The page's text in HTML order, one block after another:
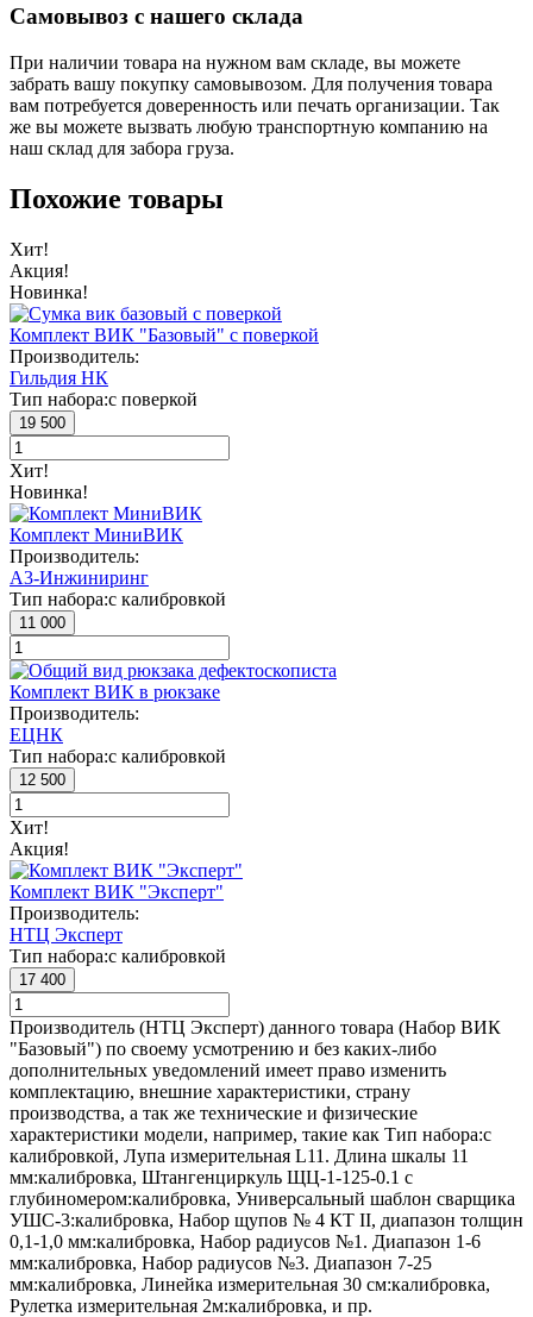
Самовывоз с нашего склада
При наличии товара на нужном вам складе, вы можете
забрать вашу покупку самовывозом. Для получения товара
вам потребуется доверенность или печать организации. Так
же вы можете вызвать любую транспортную компанию на
наш склад для забора груза.
Похожие товары
Хит!
Акция!
Новинка!
Комплект ВИК "Базовый" с поверкой
Производитель:
Гильдия НК
Тип набора:с поверкой
19 500
Хит!
Новинка!
Комплект МиниВИК
Производитель:
А3-Инжиниринг
Тип набора:с калибровкой
11 000
Комплект ВИК в рюкзаке
Производитель:
ЕЦНК
Тип набора:с калибровкой
12 500
Хит!
Акция!
Комплект ВИК "Эксперт"
Производитель:
НТЦ Эксперт
Тип набора:с калибровкой
17 400
Производитель (НТЦ Эксперт) данного товара (Набор ВИК
"Базовый") по своему усмотрению и без каких-либо
дополнительных уведомлений имеет право изменить
комплектацию, внешние характеристики, страну
производства, а так же технические и физические
характеристики модели, например, такие как Тип набора:с
калибровкой, Лупа измерительная L11. Длина шкалы 11
мм:калибровка, Штангенциркуль ЩЦ-1-125-0.1 с
глубиномером:калибровка, Универсальный шаблон сварщика
УШС-3:калибровка, Набор щупов № 4 КТ II, диапазон толщин
0,1-1,0 мм:калибровка, Набор радиусов №1. Диапазон 1-6
мм:калибровка, Набор радиусов №3. Диапазон 7-25
мм:калибровка, Линейка измерительная 30 см:калибровка,
Рулетка измерительная 2м:калибровка, и пр.